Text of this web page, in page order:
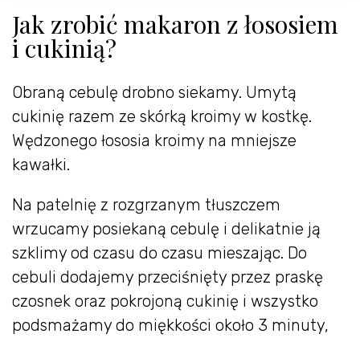
Jak zrobić makaron z łososiem
i cukinią?
Obraną cebulę drobno siekamy. Umytą
cukinię razem ze skórką kroimy w kostkę.
Wędzonego łososia kroimy na mniejsze
kawałki.
Na patelnię z rozgrzanym tłuszczem
wrzucamy posiekaną cebulę i delikatnie ją
szklimy od czasu do czasu mieszając. Do
cebuli dodajemy przeciśnięty przez praskę
czosnek oraz pokrojoną cukinię i wszystko
podsmażamy do miękkości około 3 minuty,